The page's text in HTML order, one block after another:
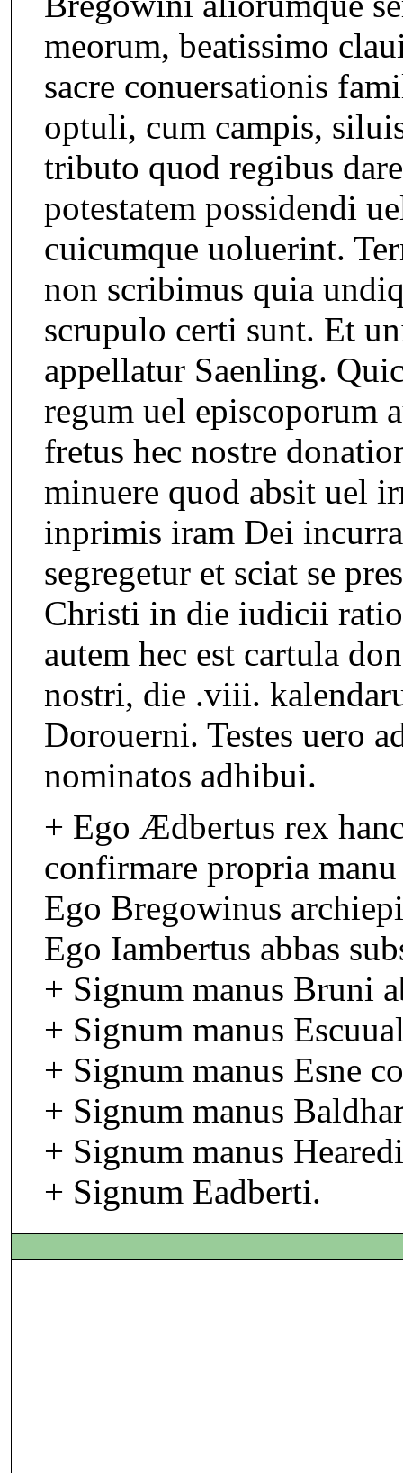
meorum, beatissimo
sacre conuersationis
optuli, cum campis,
tributo quod regibus
potestatem possidendi
cuicumque uoluerint.
non scribimus quia
scrupulo certi sunt. Et
appellatur Saenling.
regum uel episcoporum
fretus hec nostre
minuere quod absit uel
inprimis iram Dei
segregetur et sciat se
Christi in die iudicii
autem hec est cartula
nostri, die .viii.
Dorouerni. Testes uero
nominatos adhibui.
+ Ego Ædbertus rex
confirmare propria
Ego Bregowinus
Ego Iambertus abbas
+ Signum manus Bruni
+ Signum manus
+ Signum manus Esne
+ Signum manus
+ Signum manus
+ Signum Eadberti.